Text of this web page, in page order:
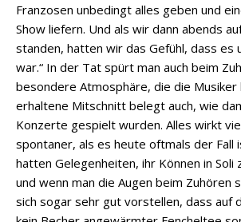
Franzosen unbedingt alles geben und
Show liefern. Und als wir dann abends
standen, hatten wir das Gefühl, dass es
war.“ In der Tat spürt man auch beim
besondere Atmosphäre, die die
erhaltene Mitschnitt belegt auch, wie
Konzerte gespielt wurden. Alles wirkt
spontaner, als es heute oftmals der Fall
hatten Gelegenheiten, ihr Können in Soli
und wenn man die Augen beim Zuhören
sich sogar sehr gut vorstellen, dass auf